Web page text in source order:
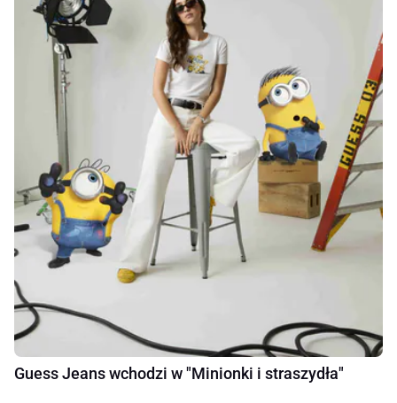
Guess Jeans wchodzi w "Minionki i straszydła"